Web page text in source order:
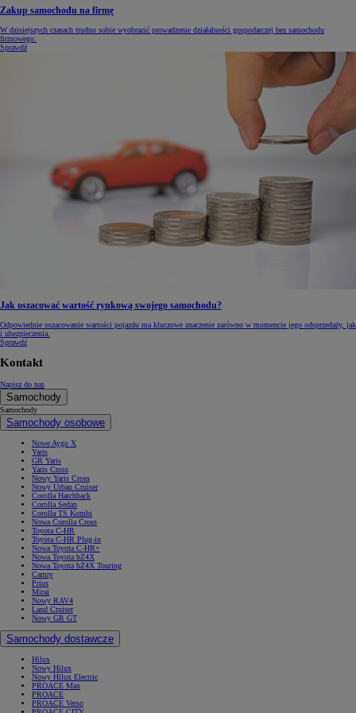
Zakup samochodu na firmę
W dzisiejszych czasach trudno sobie wyobrazić prowadzenie działalności gospodarczej bez samochodu
firmowego.
Sprawdź
Jak oszacować wartość rynkową swojego samochodu?
Odpowiednie oszacowanie wartości pojazdu ma kluczowe znaczenie zarówno w momencie jego odsprzedaży, jak
i ubezpieczenia.
Sprawdź
Kontakt
Napisz do nas
Samochody
Samochody
Samochody osobowe
Nowe Aygo X
Yaris
GR Yaris
Yaris Cross
Nowy Yaris Cross
Nowy Urban Cruiser
Corolla Hatchback
Corolla Sedan
Corolla TS Kombi
Nowa Corolla Cross
Toyota C-HR
Toyota C-HR Plug-in
Nowa Toyota C-HR+
Nowa Toyota bZ4X
Nowa Toyota bZ4X Touring
Camry
Prius
Mirai
Nowy RAV4
Land Cruiser
Nowy GR GT
Samochody dostawcze
Hilux
Nowy Hilux
Nowy Hilux Electric
PROACE Max
PROACE
PROACE Verso